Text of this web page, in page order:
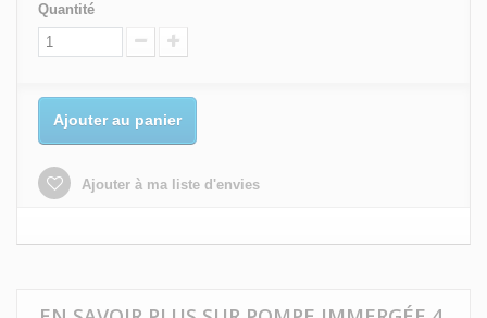
Quantité
Ajouter au panier
Ajouter à ma liste d'envies